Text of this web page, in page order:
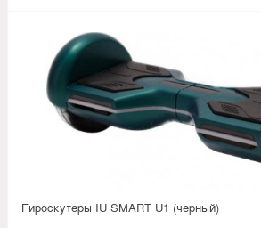
Гироскутеры IU SMART U1 (черный)